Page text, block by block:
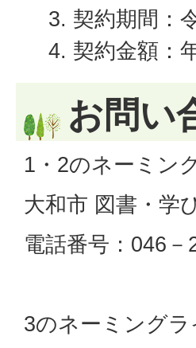
契約期間：
契約金額：
お問い
1・2のネーミン
大和市 図書・学
電話番号：046－
3のネーミング